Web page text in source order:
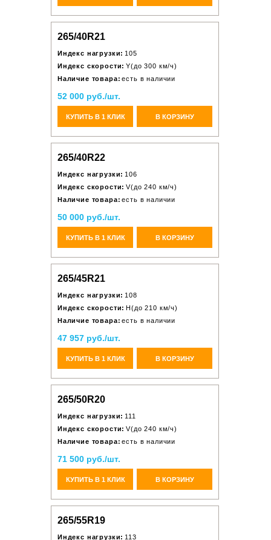
265/40R21
Индекс нагрузки: 105
Индекс скорости: Y(до 300 км/ч)
Наличие товара: есть в наличии
52 000 руб./шт.
КУПИТЬ В 1 КЛИК В КОРЗИНУ
265/40R22
Индекс нагрузки: 106
Индекс скорости: V(до 240 км/ч)
Наличие товара: есть в наличии
50 000 руб./шт.
КУПИТЬ В 1 КЛИК В КОРЗИНУ
265/45R21
Индекс нагрузки: 108
Индекс скорости: H(до 210 км/ч)
Наличие товара: есть в наличии
47 957 руб./шт.
КУПИТЬ В 1 КЛИК В КОРЗИНУ
265/50R20
Индекс нагрузки: 111
Индекс скорости: V(до 240 км/ч)
Наличие товара: есть в наличии
71 500 руб./шт.
КУПИТЬ В 1 КЛИК В КОРЗИНУ
265/55R19
Индекс нагрузки: 113